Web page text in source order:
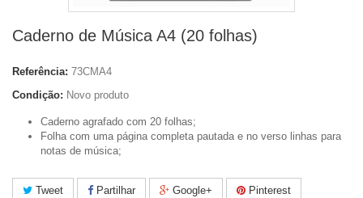
Caderno de Música A4 (20 folhas)
Referência: 73CMA4
Condição: Novo produto
Caderno agrafado com 20 folhas;
Folha com uma página completa pautada e no verso linhas para
notas de música;
Tweet Partilhar Google+ Pinterest